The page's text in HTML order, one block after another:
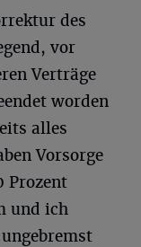
des
vor
Verträge
worden
alles
Vorsorge
Prozent
und ich